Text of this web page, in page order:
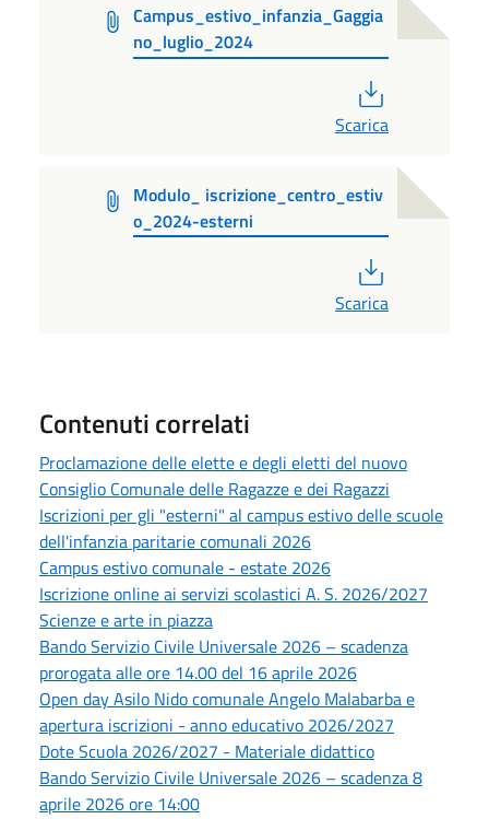
Campus_estivo_infanzia_Gaggia
no_luglio_2024
Scarica
Modulo_ iscrizione_centro_estiv
o_2024-esterni
Scarica
Contenuti correlati
Proclamazione delle elette e degli eletti del nuovo
Consiglio Comunale delle Ragazze e dei Ragazzi
Iscrizioni per gli "esterni" al campus estivo delle scuole
dell'infanzia paritarie comunali 2026
Campus estivo comunale - estate 2026
Iscrizione online ai servizi scolastici A. S. 2026/2027
Scienze e arte in piazza
Bando Servizio Civile Universale 2026 – scadenza
prorogata alle ore 14.00 del 16 aprile 2026
Open day Asilo Nido comunale Angelo Malabarba e
apertura iscrizioni - anno educativo 2026/2027
Dote Scuola 2026/2027 - Materiale didattico
Bando Servizio Civile Universale 2026 – scadenza 8
aprile 2026 ore 14:00